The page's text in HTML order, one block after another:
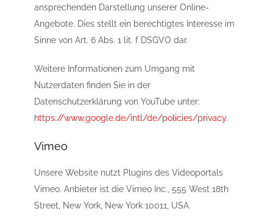
ansprechenden Darstellung unserer Online-
Angebote. Dies stellt ein berechtigtes Interesse im
Sinne von Art. 6 Abs. 1 lit. f DSGVO dar.
Weitere Informationen zum Umgang mit
Nutzerdaten finden Sie in der
Datenschutzerklärung von YouTube unter:
https://www.google.de/intl/de/policies/privacy.
Vimeo
Unsere Website nutzt Plugins des Videoportals
Vimeo. Anbieter ist die Vimeo Inc., 555 West 18th
Street, New York, New York 10011, USA.